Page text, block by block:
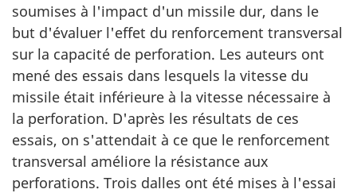
soumises à l'impact d'un missile dur, dans le
but d'évaluer l'effet du renforcement transversal
sur la capacité de perforation. Les auteurs ont
mené des essais dans lesquels la vitesse du
missile était inférieure à la vitesse nécessaire à
la perforation. D'après les résultats de ces
essais, on s'attendait à ce que le renforcement
transversal améliore la résistance aux
perforations. Trois dalles ont été mises à l'essai